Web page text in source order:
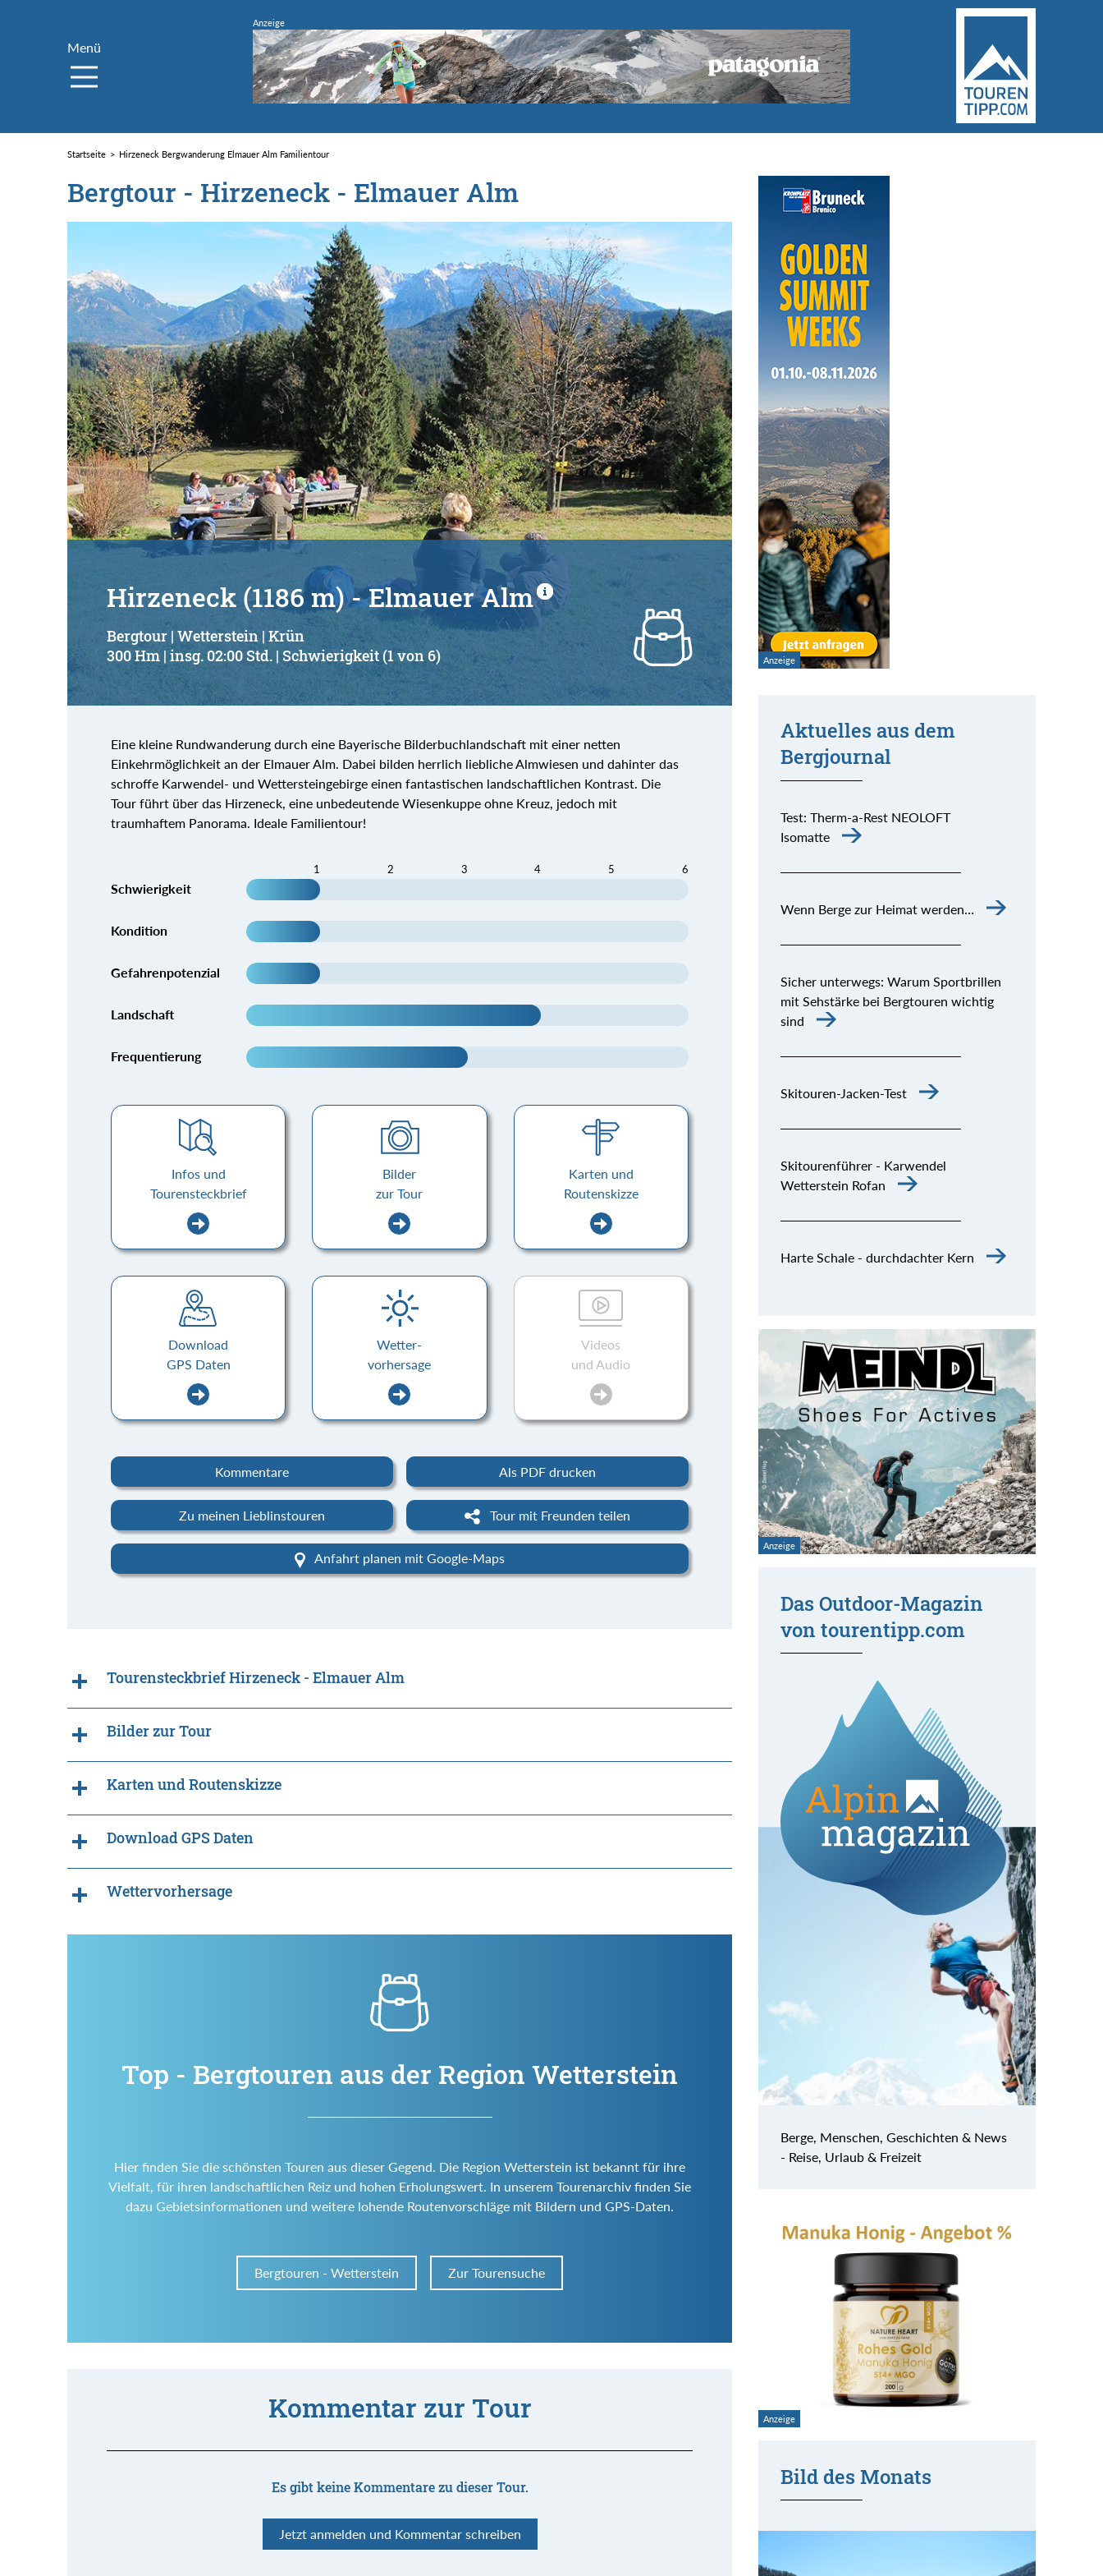
Menü
Startseite Hirzeneck Bergwanderung Elmauer Alm Familientour
Bergtour - Hirzeneck - Elmauer Alm
Hirzeneck (1186 m) - Elmauer Alm
Bergtour | Wetterstein | Krün
300 Hm | insg. 02:00 Std. | Schwierigkeit (1 von 6)
Eine kleine Rundwanderung durch eine Bayerische Bilderbuchlandschaft mit einer netten
Einkehrmöglichkeit an der Elmauer Alm. Dabei bilden herrlich liebliche Almwiesen und dahinter das
schroffe Karwendel- und Wettersteingebirge einen fantastischen landschaftlichen Kontrast. Die
Tour führt über das Hirzeneck, eine unbedeutende Wiesenkuppe ohne Kreuz, jedoch mit
traumhaftem Panorama. Ideale Familientour!
1 2 3 4 5 6
Schwierigkeit
Kondition
Gefahrenpotenzial
Landschaft
Frequentierung
Infos und
Tourensteckbrief
Bilder
zur Tour
Karten und
Routenskizze
Download
GPS Daten
Wetter-
vorhersage
Videos
und Audio
Kommentare Als PDF drucken
Zu meinen Lieblinstouren Tour mit Freunden teilen
Anfahrt planen mit Google-Maps
Tourensteckbrief Hirzeneck - Elmauer Alm
Bilder zur Tour
Karten und Routenskizze
Download GPS Daten
Wettervorhersage
Top - Bergtouren aus der Region Wetterstein
Hier finden Sie die schönsten Touren aus dieser Gegend. Die Region Wetterstein ist bekannt für ihre
Vielfalt, für ihren landschaftlichen Reiz und hohen Erholungswert. In unserem Tourenarchiv finden Sie
dazu Gebietsinformationen und weitere lohende Routenvorschläge mit Bildern und GPS-Daten.
Bergtouren - Wetterstein Zur Tourensuche
Kommentar zur Tour
Es gibt keine Kommentare zu dieser Tour.
Jetzt anmelden und Kommentar schreiben
Aktuelles aus dem
Bergjournal
Test: Therm-a-Rest NEOLOFT
Isomatte
Wenn Berge zur Heimat werden…
Sicher unterwegs: Warum Sportbrillen
mit Sehstärke bei Bergtouren wichtig
sind
Skitouren-Jacken-Test
Skitourenführer - Karwendel
Wetterstein Rofan
Harte Schale - durchdachter Kern
Das Outdoor-Magazin
von tourentipp.com
Berge, Menschen, Geschichten & News
- Reise, Urlaub & Freizeit
Bild des Monats